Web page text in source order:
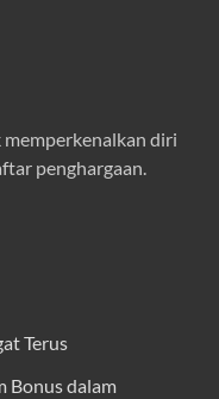
diri
penghargaan.
Terus
Bonus dalam